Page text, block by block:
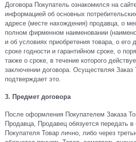
Договора Покупатель ознакомился на
информацией об основных
адресе (месте нахождения) продавца, о
полном фирменном наименовании
и об условиях приобретения товара, о его
сроке годности и гарантийном сроке, о
также о сроке, в течение которого
заключении договора. Осуществляя Заказ
подтверждает это.
3. Предмет договора
После оформления Покупателем Заказа
Продавца, Продавец обязуется передать в
Покупателя Товар лично, либо через